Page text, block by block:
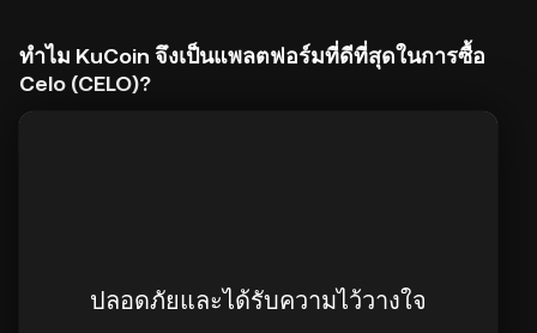
ทำไม KuCoin จึงเป็นแพลตฟอร์มที่ดีที่สุดในการซื้อ
Celo (CELO)?
ปลอดภัยและได้รับความไว้วางใจ